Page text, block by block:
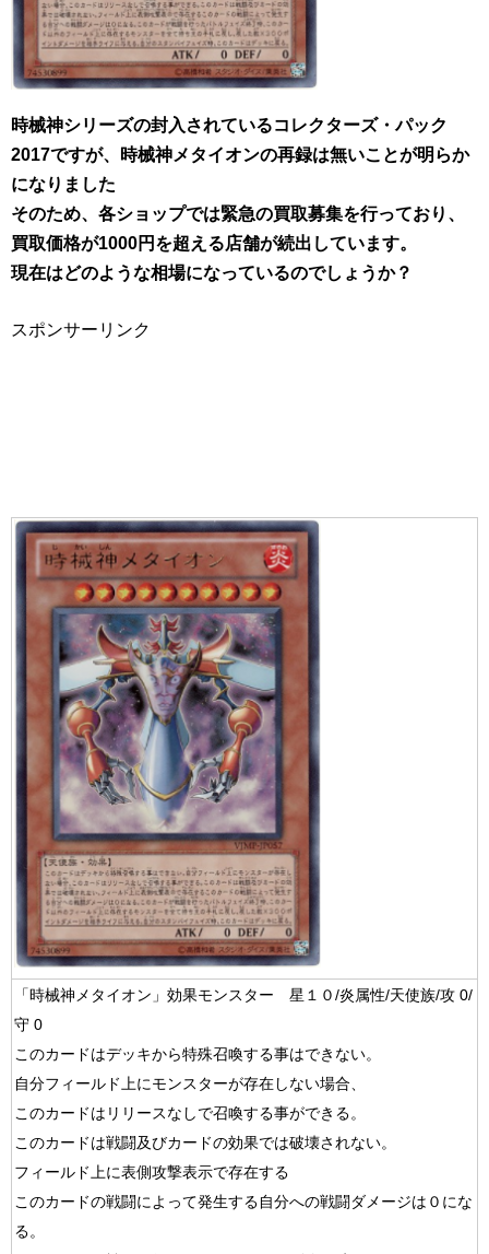
時械神シリーズの封入されているコレクターズ・パック
2017ですが、時械神メタイオンの再録は無いことが明らか
になりました
そのため、各ショップでは緊急の買取募集を行っており、
買取価格が1000円を超える店舗が続出しています。
現在はどのような相場になっているのでしょうか？
スポンサーリンク
「時械神メタイオン」効果モンスター 星１０/炎属性/天使族/攻 0/
守 0
このカードはデッキから特殊召喚する事はできない。
自分フィールド上にモンスターが存在しない場合、
このカードはリリースなしで召喚する事ができる。
このカードは戦闘及びカードの効果では破壊されない。
フィールド上に表側攻撃表示で存在する
このカードの戦闘によって発生する自分への戦闘ダメージは０にな
る。